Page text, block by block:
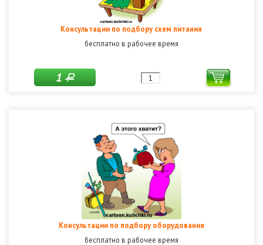
Консультации по подбору схем питания
бесплатно в рабочее время
1Р
Консультации по подбору оборудования
бесплатно в рабочее время